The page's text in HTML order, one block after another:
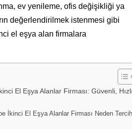
ev yenileme, ofis değişikliği ya
değerlendirilmek istenmesi gibi
el eşya alan firmalara
El Eşya Alanlar Firması: Güvenli,
İkinci El Eşya Alanlar Firması Neden